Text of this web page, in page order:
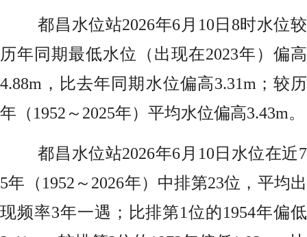
都昌水位站2026年6月10日8时水位较
历年同期最低水位（出现在2023年）偏高
4.88m，比去年同期水位偏高3.31m；较历
年（1952～2025年）平均水位偏高3.43m。
都昌水位站2026年6月10日水位在近7
5年（1952～2026年）中排第23位，平均出
现频率3年一遇；比排第1位的1954年偏低